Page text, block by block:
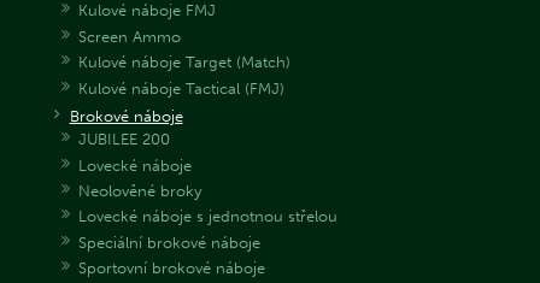
Kulové náboje FMJ
Screen Ammo
Kulové náboje Target (Match)
Kulové náboje Tactical (FMJ)
Brokové náboje
JUBILEE 200
Lovecké náboje
Neolověné broky
Lovecké náboje s jednotnou střelou
Speciální brokové náboje
Sportovní brokové náboje